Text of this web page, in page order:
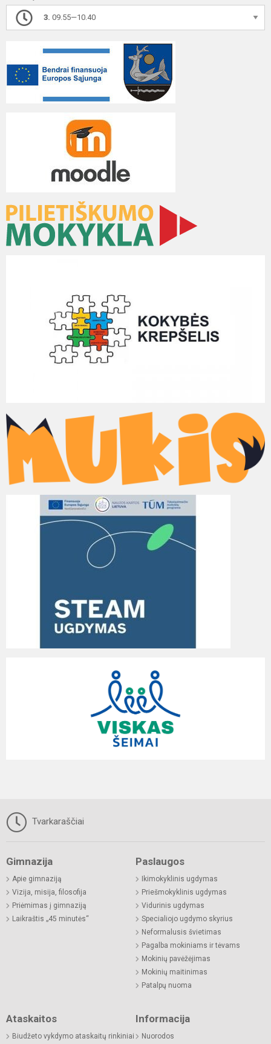
3. 09.55—10.40
Tvarkaraščiai
Gimnazija
Apie gimnaziją
Vizija, misija, filosofija
Priėmimas į gimnaziją
Laikraštis „45 minutės“
Paslaugos
Ikimokyklinis ugdymas
Priešmokyklinis ugdymas
Vidurinis ugdymas
Specialiojo ugdymo skyrius
Neformalusis švietimas
Pagalba mokiniams ir tėvams
Mokinių pavėžėjimas
Mokinių maitinimas
Patalpų nuoma
Ataskaitos
Biudžeto vykdymo ataskaitų rinkiniai
Informacija
Nuorodos